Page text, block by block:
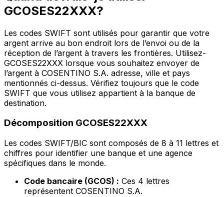
GCOSES22XXX?
Les codes SWIFT sont utilisés pour garantir que votre
argent arrive au bon endroit lors de l’envoi ou de la
réception de l’argent à travers les frontières. Utilisez-
GCOSES22XXX lorsque vous souhaitez envoyer de
l’argent à COSENTINO S.A. adresse, ville et pays
mentionnés ci-dessus. Vérifiez toujours que le code
SWIFT que vous utilisez appartient à la banque de
destination.
Décomposition GCOSES22XXX
Les codes SWIFT/BIC sont composés de 8 à 11 lettres et
chiffres pour identifier une banque et une agence
spécifiques dans le monde.
Code bancaire (GCOS) : Ces 4 lettres
représentent COSENTINO S.A.